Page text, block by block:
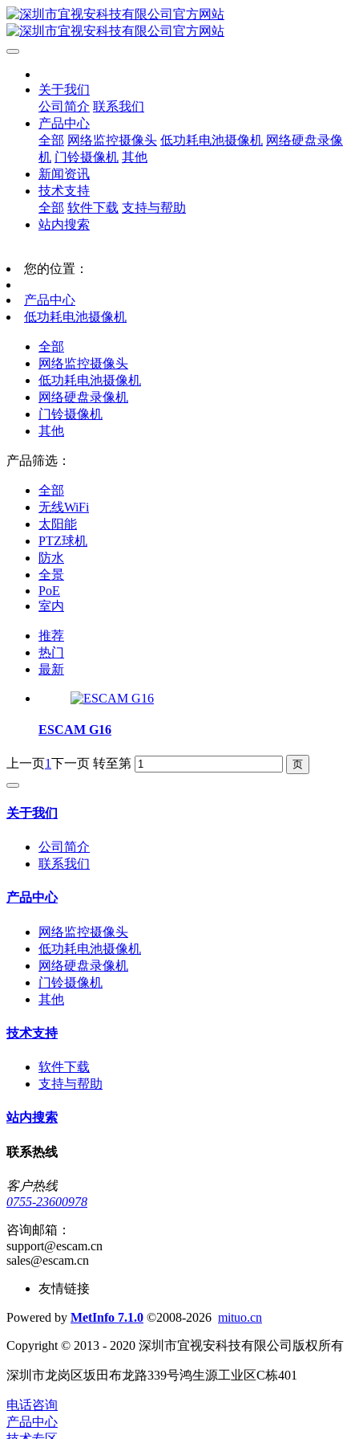
关于我们
公司简介 联系我们
产品中心
全部 网络监控摄像头 低功耗电池摄像机 网络硬盘录像
机 门铃摄像机 其他
新闻资讯
技术支持
全部 软件下载 支持与帮助
站内搜索
您的位置：
产品中心
低功耗电池摄像机
全部
网络监控摄像头
低功耗电池摄像机
网络硬盘录像机
门铃摄像机
其他
产品筛选：
全部
无线WiFi
太阳能
PTZ球机
防水
全景
PoE
室内
推荐
热门
最新
ESCAM G16
上一页1下一页 转至第
关于我们
公司简介
联系我们
产品中心
网络监控摄像头
低功耗电池摄像机
网络硬盘录像机
门铃摄像机
其他
技术支持
软件下载
支持与帮助
站内搜索
联系热线
客户热线
0755-23600978
咨询邮箱：
support@escam.cn
sales@escam.cn
友情链接
Powered by MetInfo 7.1.0 ©2008-2026 mituo.cn
Copyright © 2013 - 2020 深圳市宜视安科技有限公司版权所有
深圳市龙岗区坂田布龙路339号鸿生源工业区C栋401
电话咨询
产品中心